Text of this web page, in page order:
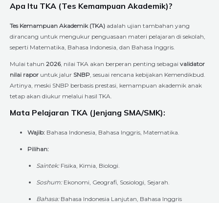
Apa Itu TKA (Tes Kemampuan Akademik)?
Tes Kemampuan Akademik (TKA) adalah ujian tambahan yang
dirancang untuk mengukur penguasaan materi pelajaran di sekolah,
seperti Matematika, Bahasa Indonesia, dan Bahasa Inggris.
Mulai tahun 2026, nilai TKA akan berperan penting sebagai validator
nilai rapor untuk jalur SNBP , sesuai rencana kebijakan Kemendikbud.
Artinya, meski SNBP berbasis prestasi, kemampuan akademik anak
tetap akan diukur melalui hasil TKA.
Mata Pelajaran TKA (Jenjang SMA/SMK):
Wajib: Bahasa Indonesia, Bahasa Inggris, Matematika.
Pilihan:
Saintek:Fisika, Kimia, Biologi.
Soshum:Ekonomi, Geografi, Sosiologi, Sejarah.
Bahasa:Bahasa Indonesia Lanjutan, Bahasa Inggris